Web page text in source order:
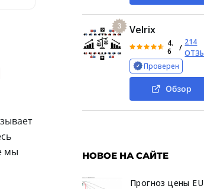
мы
3 Velrix
4.
6
/
214
Проверен
Обзор
НОВОЕ НА САЙТЕ
Прогноз цены